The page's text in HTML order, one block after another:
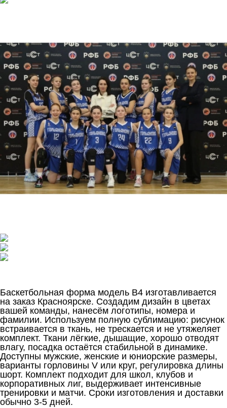
Баскетбольная форма модель B4 изготавливается
на заказ Красноярске. Создадим дизайн в цветах
вашей команды, нанесём логотипы, номера и
фамилии. Используем полную сублимацию: рисунок
встраивается в ткань, не трескается и не утяжеляет
комплект. Ткани лёгкие, дышащие, хорошо отводят
влагу, посадка остаётся стабильной в динамике.
Доступны мужские, женские и юниорские размеры,
варианты горловины V или круг, регулировка длины
шорт. Комплект подходит для школ, клубов и
корпоративных лиг, выдерживает интенсивные
тренировки и матчи. Сроки изготовления и доставки
обычно 3-5 дней.